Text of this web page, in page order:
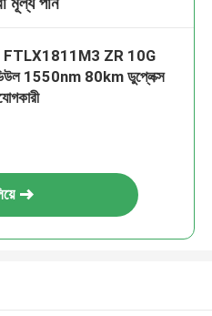
FTLX1811M3 ZR 10G
1550nm 80km ডুপ্লেক্স